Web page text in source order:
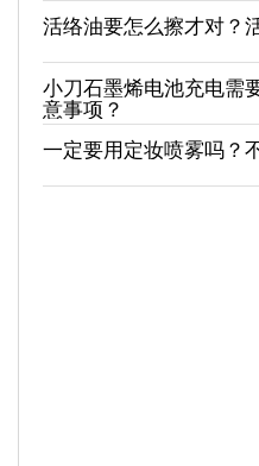
活络油要怎么擦才对？
小刀石墨烯电池充电需
意事项？
一定要用定妆喷雾吗？